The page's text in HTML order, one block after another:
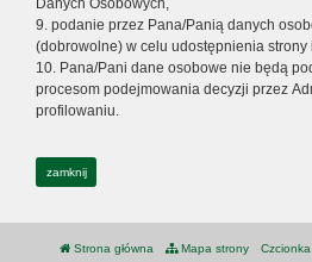
Danych Osobowych,
9. podanie przez Pana/Panią danych
(dobrowolne) w celu udostępnienia strony
10. Pana/Pani dane osobowe nie będą
procesom podejmowania decyzji przez
profilowaniu.
zamknij
Strona główna Mapa strony Czcionka